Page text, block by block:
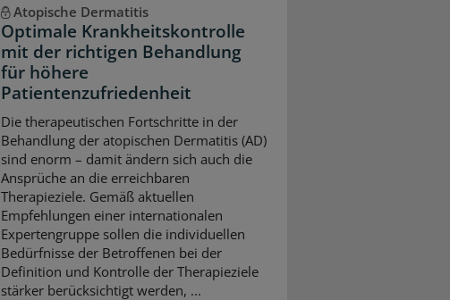
Atopische Dermatitis
Optimale Krankheitskontrolle
mit der richtigen Behandlung
für höhere
Patientenzufriedenheit
Die therapeutischen Fortschritte in der
Behandlung der atopischen Dermatitis (AD)
sind enorm – damit ändern sich auch die
Ansprüche an die erreichbaren
Therapieziele. Gemäß aktuellen
Empfehlungen einer internationalen
Expertengruppe sollen die individuellen
Bedürfnisse der Betroffenen bei der
Definition und Kontrolle der Therapieziele
stärker berücksichtigt werden, ...